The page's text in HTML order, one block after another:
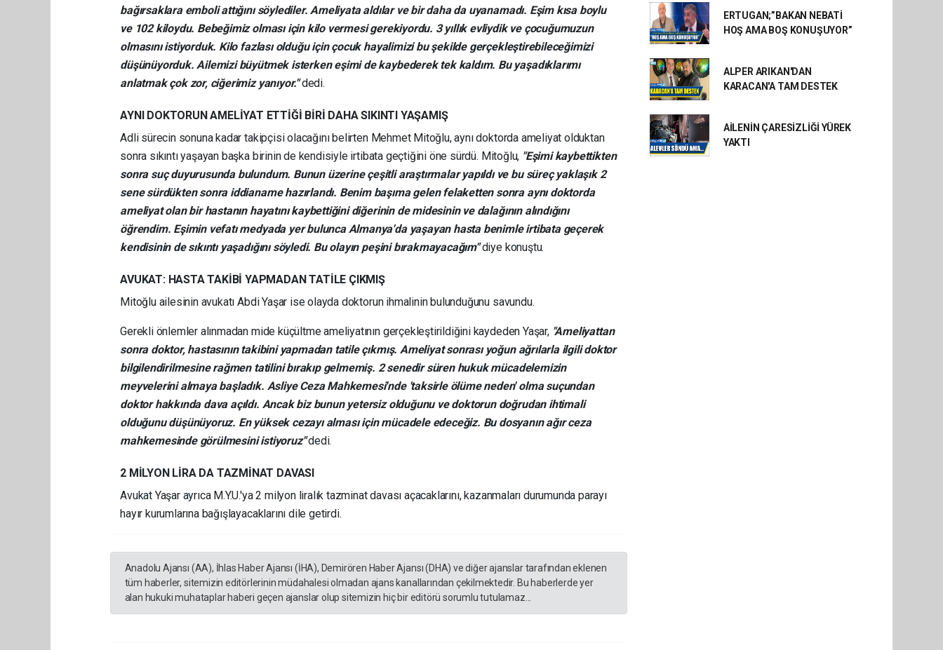
bağırsaklara emboli attığını söylediler. Ameliyata aldılar ve bir daha da uyanamadı. Eşim kısa boylu
ve 102 kiloydu. Bebeğimiz olması için kilo vermesi gerekiyordu. 3 yıllık evliydik ve çocuğumuzun
olmasını istiyorduk. Kilo fazlası olduğu için çocuk hayalimizi bu şekilde gerçekleştirebileceğimizi
düşünüyorduk. Ailemizi büyütmek isterken eşimi de kaybederek tek kaldım. Bu yaşadıklarımı
anlatmak çok zor, ciğerimiz yanıyor."dedi.
AYNI DOKTORUN AMELİYAT ETTİĞİ BİRİ DAHA SIKINTI YAŞAMIŞ
Adli sürecin sonuna kadar takipçisi olacağını belirten Mehmet Mitoğlu, aynı doktorda ameliyat olduktan
sonra sıkıntı yaşayan başka birinin de kendisiyle irtibata geçtiğini öne sürdü. Mitoğlu, "Eşimi kaybettikten
sonra suç duyurusunda bulundum. Bunun üzerine çeşitli araştırmalar yapıldı ve bu süreç yaklaşık 2
sene sürdükten sonra iddianame hazırlandı. Benim başıma gelen felaketten sonra aynı doktorda
ameliyat olan bir hastanın hayatını kaybettiğini diğerinin de midesinin ve dalağının alındığını
öğrendim. Eşimin vefatı medyada yer bulunca Almanya'da yaşayan hasta benimle irtibata geçerek
kendisinin de sıkıntı yaşadığını söyledi. Bu olayın peşini bırakmayacağım"diye konuştu.
AVUKAT: HASTA TAKİBİ YAPMADAN TATİLE ÇIKMIŞ
Mitoğlu ailesinin avukatı Abdi Yaşar ise olayda doktorun ihmalinin bulunduğunu savundu.
Gerekli önlemler alınmadan mide küçültme ameliyatının gerçekleştirildiğini kaydeden Yaşar,"Ameliyattan
sonra doktor, hastasının takibini yapmadan tatile çıkmış. Ameliyat sonrası yoğun ağrılarla ilgili doktor
bilgilendirilmesine rağmen tatilini bırakıp gelmemiş. 2 senedir süren hukuk mücadelemizin
meyvelerini almaya başladık. Asliye Ceza Mahkemesi'nde 'taksirle ölüme neden' olma suçundan
doktor hakkında dava açıldı. Ancak biz bunun yetersiz olduğunu ve doktorun doğrudan ihtimali
olduğunu düşünüyoruz. En yüksek cezayı alması için mücadele edeceğiz. Bu dosyanın ağır ceza
mahkemesinde görülmesini istiyoruz"dedi.
2 MİLYON LİRA DA TAZMİNAT DAVASI
Avukat Yaşar ayrıca M.Y.U.'ya 2 milyon liralık tazminat davası açacaklarını, kazanmaları durumunda parayı
hayır kurumlarına bağışlayacaklarını dile getirdi.
Anadolu Ajansı (AA), İhlas Haber Ajansı (İHA), Demirören Haber Ajansı (DHA) ve diğer ajanslar tarafından eklenen
tüm haberler, sitemizin editörlerinin müdahalesi olmadan ajans kanallarından çekilmektedir. Bu haberlerde yer
alan hukuki muhataplar haberi geçen ajanslar olup sitemizin hiç bir editörü sorumlu tutulamaz...
ERTUGAN;”BAKAN NEBATİ
HOŞ AMA BOŞ KONUŞUYOR”
ALPER ARIKAN'DAN
KARACAN'A TAM DESTEK
AİLENİN ÇARESİZLİĞİ YÜREK
YAKTI